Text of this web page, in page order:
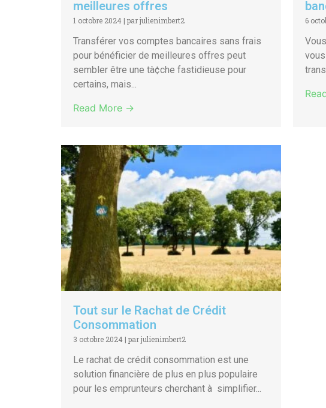
meilleures offres
1 octobre 2024 | par julienimbert2
Transférer vos comptes bancaires sans frais
pour bénéficier de meilleures offres peut
sembler être une tà¢che fastidieuse pour
certains, mais...
Read More →
6
Tout sur le Rachat de Crédit
Consommation
3 octobre 2024 | par julienimbert2
Le rachat de crédit consommation est une
solution financière de plus en plus populaire
pour les emprunteurs cherchant à simplifier...